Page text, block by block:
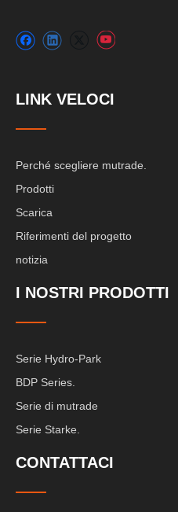
LINK VELOCI
Perché scegliere mutrade.
Prodotti
Scarica
Riferimenti del progetto
notizia
I NOSTRI PRODOTTI
Serie Hydro-Park
BDP Series.
Serie di mutrade
Serie Starke.
CONTATTACI